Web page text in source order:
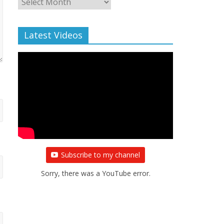
Archive
Latest Videos
Subscribe to my channel
Sorry, there was a YouTube error.